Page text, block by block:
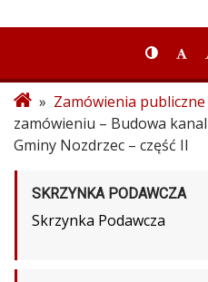
» Zamówienia publiczne
zamówieniu – Budowa
Gminy Nozdrzec – część II
SKRZYNKA PODAWCZA
Skrzynka Podawcza